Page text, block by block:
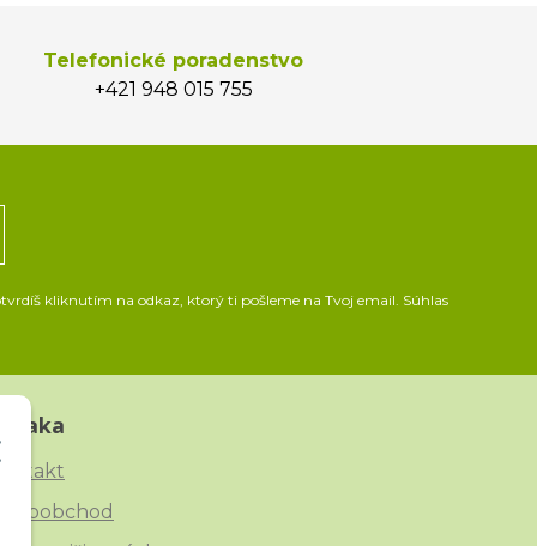
Telefonické poradenstvo
+421 948 015 755
kliknutím na odkaz, ktorý ti pošleme na Tvoj email. Súhlas